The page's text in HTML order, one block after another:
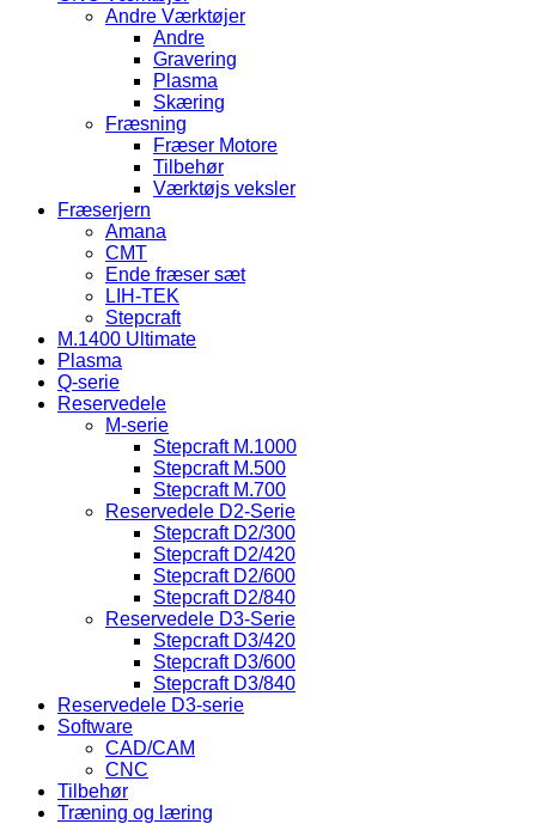
Andre Værktøjer
Andre
Gravering
Plasma
Skæring
Fræsning
Fræser Motore
Tilbehør
Værktøjs veksler
Fræserjern
Amana
CMT
Ende fræser sæt
LIH-TEK
Stepcraft
M.1400 Ultimate
Plasma
Q-serie
Reservedele
M-serie
Stepcraft M.1000
Stepcraft M.500
Stepcraft M.700
Reservedele D2-Serie
Stepcraft D2/300
Stepcraft D2/420
Stepcraft D2/600
Stepcraft D2/840
Reservedele D3-Serie
Stepcraft D3/420
Stepcraft D3/600
Stepcraft D3/840
Reservedele D3-serie
Software
CAD/CAM
CNC
Tilbehør
Træning og læring